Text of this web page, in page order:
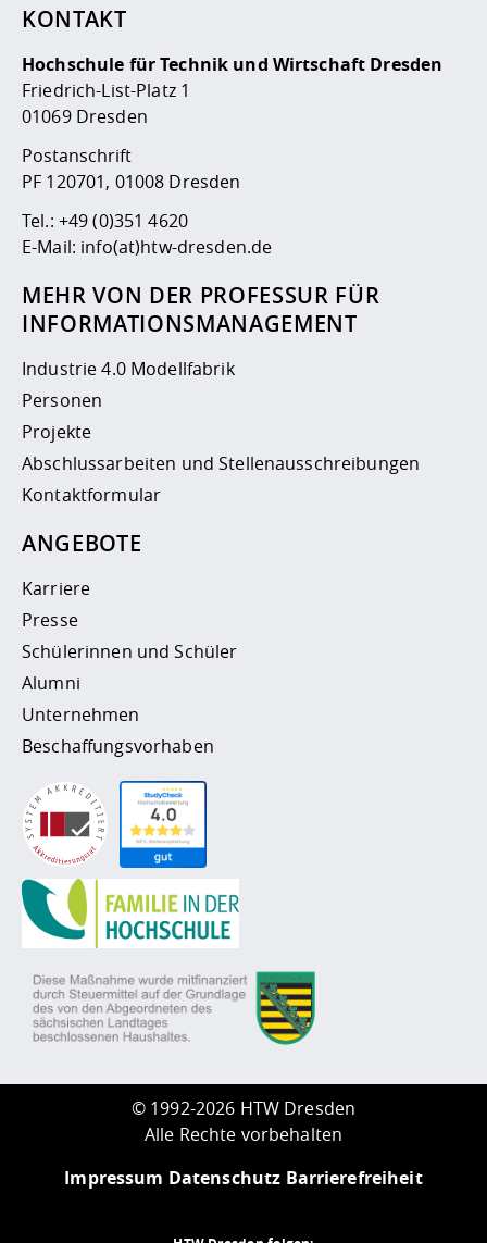
KONTAKT
Hochschule für Technik und Wirtschaft Dresden
Friedrich-List-Platz 1
01069 Dresden
Postanschrift
PF 120701, 01008 Dresden
Tel.: +49 (0)351 4620
E-Mail: info(at)htw-dresden.de
MEHR VON DER PROFESSUR FÜR
INFORMATIONSMANAGEMENT
Industrie 4.0 Modellfabrik
Personen
Projekte
Abschlussarbeiten und Stellenausschreibungen
Kontaktformular
ANGEBOTE
Karriere
Presse
Schülerinnen und Schüler
Alumni
Unternehmen
Beschaffungsvorhaben
© 1992-2026 HTW Dresden
Alle Rechte vorbehalten
Impressum Datenschutz Barrierefreiheit